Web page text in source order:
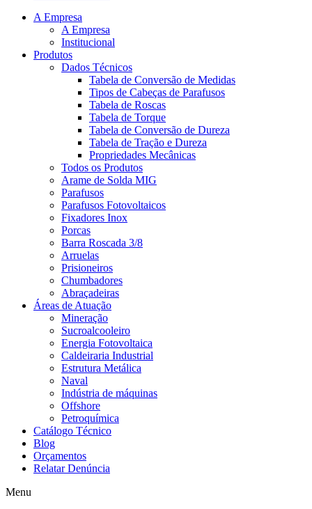
A Empresa
A Empresa
Institucional
Produtos
Dados Técnicos
Tabela de Conversão de Medidas
Tipos de Cabeças de Parafusos
Tabela de Roscas
Tabela de Torque
Tabela de Conversão de Dureza
Tabela de Tração e Dureza
Propriedades Mecânicas
Todos os Produtos
Arame de Solda MIG
Parafusos
Parafusos Fotovoltaicos
Fixadores Inox
Porcas
Barra Roscada 3/8
Arruelas
Prisioneiros
Chumbadores
Abraçadeiras
Áreas de Atuação
Mineração
Sucroalcooleiro
Energia Fotovoltaica
Caldeiraria Industrial
Estrutura Metálica
Naval
Indústria de máquinas
Offshore
Petroquímica
Catálogo Técnico
Blog
Orçamentos
Relatar Denúncia
Menu